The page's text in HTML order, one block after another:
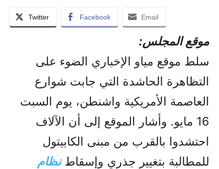
Twitter Facebook Email
موقع المجلس:
سلط موقع مياو الإخباري الضوء على
التظاهرة الحاشدة التي جابت شوارع
العاصمة الأمريكية واشنطن، يوم السبت
16 مايو. وأشار الموقع إلى أن الآلاف
احتشدوا بالقرب من مبنى الكابيتول
للمطالبة بتغيير جذري وإسقاطنظام